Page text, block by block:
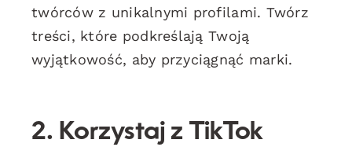
twórców z unikalnymi profilami. Twórz
treści, które podkreślają Twoją
wyjątkowość, aby przyciągnąć marki.
2. Korzystaj z TikTok